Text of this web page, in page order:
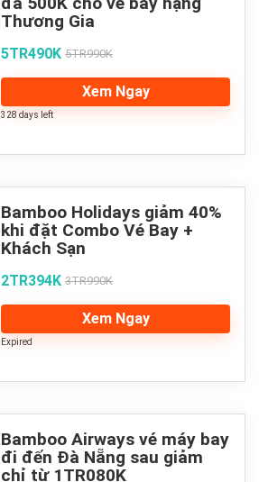
Thương Gia
5TR490K 5TR990K
Xem Ngay
328 days left
Bamboo Holidays giảm 40%
khi đặt Combo Vé Bay +
Khách Sạn
2TR394K 3TR990K
Xem Ngay
Expired
Bamboo Airways vé máy bay
đi đến Đà Nẵng sau giảm
chỉ từ 1TR080K